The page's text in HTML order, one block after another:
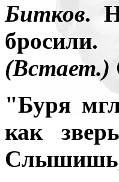
Битков.
(Встает.)
"Буря
как
Слышишь,